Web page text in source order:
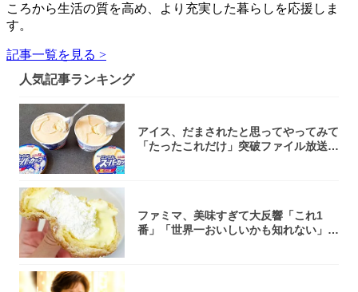
ころから生活の質を高め、より充実した暮らしを応援しま
す。
記事一覧を見る >
人気記事ランキング
アイス、だまされたと思ってやってみて
「たったこれだけ」突破ファイル放送で
ファミマ、美味すぎて大反響「これ1
番」「世界一おいしいかも知れない」